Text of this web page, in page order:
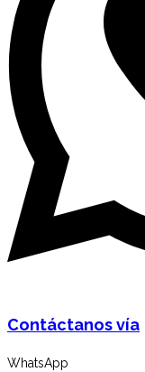
Contáctanos vía
WhatsApp